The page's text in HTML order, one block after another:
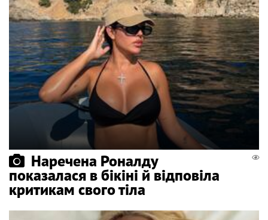
Наречена Роналду
показалася в бікіні й відповіла
критикам свого тіла